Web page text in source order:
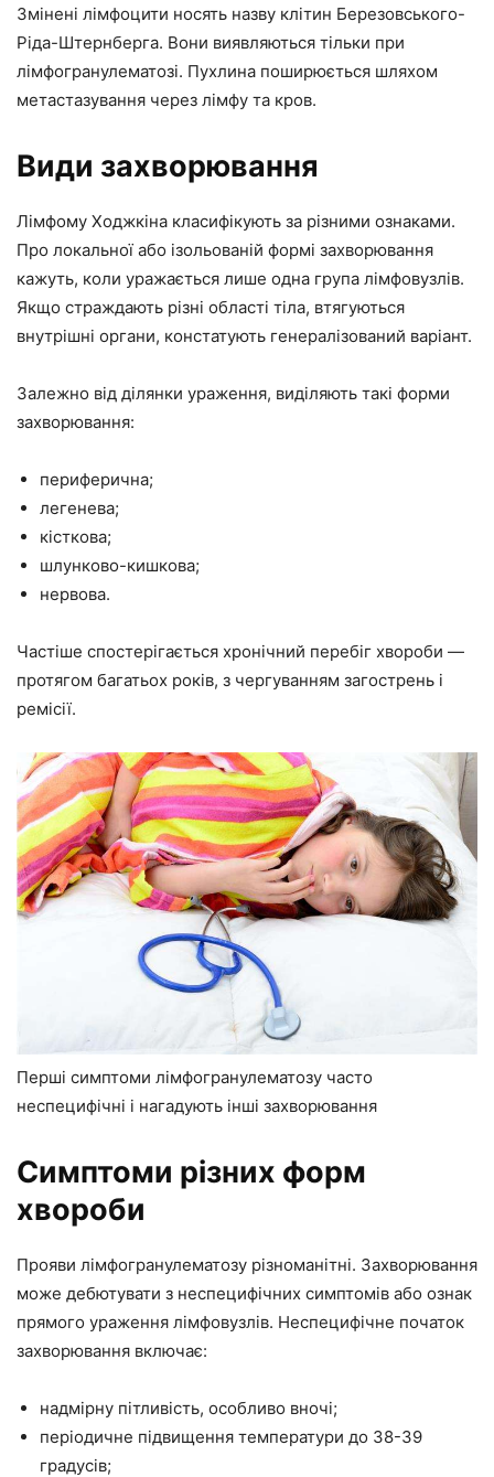
Змінені лімфоцити носять назву клітин Березовського-
Ріда-Штернберга. Вони виявляються тільки при
лімфогранулематозі. Пухлина поширюється шляхом
метастазування через лімфу та кров.
Види захворювання
Лімфому Ходжкіна класифікують за різними ознаками.
Про локальної або ізольованій формі захворювання
кажуть, коли уражається лише одна група лімфовузлів.
Якщо страждають різні області тіла, втягуються
внутрішні органи, констатують генералізований варіант.
Залежно від ділянки ураження, виділяють такі форми
захворювання:
периферична;
легенева;
кісткова;
шлунково-кишкова;
нервова.
Частіше спостерігається хронічний перебіг хвороби —
протягом багатьох років, з чергуванням загострень і
ремісії.
Перші симптоми лімфогранулематозу часто
неспецифічні і нагадують інші захворювання
Симптоми різних форм
хвороби
Прояви лімфогранулематозу різноманітні. Захворювання
може дебютувати з неспецифічних симптомів або ознак
прямого ураження лімфовузлів. Неспецифічне початок
захворювання включає:
надмірну пітливість, особливо вночі;
періодичне підвищення температури до 38-39
градусів;